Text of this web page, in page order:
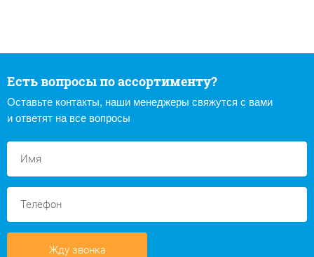
Есть вопросы по ассортименту?
Оставьте контакты, наши менеджеры свяжутся с вами
и ответят на все вопросы
Жду звонка